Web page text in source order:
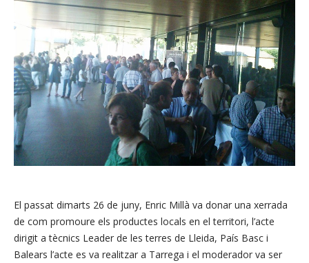
El passat dimarts 26 de juny, Enric Millà va donar una xerrada
de com promoure els productes locals en el territori, l’acte
dirigit a tècnics Leader de les terres de Lleida, País Basc i
Balears l’acte es va realitzar a Tarrega i el moderador va ser